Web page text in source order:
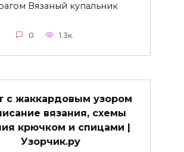
Вязаный купальник
0 1.3к.
с жаккардовым узором
вязания, схемы
крючком и спицами |
Узорчик.ру